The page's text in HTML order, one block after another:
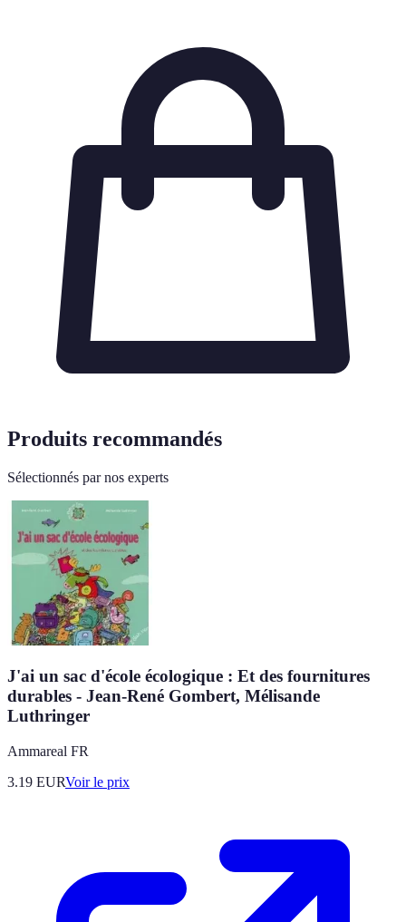
Produits recommandés
Sélectionnés par nos experts
J'ai un sac d'école écologique : Et des fournitures
durables - Jean-René Gombert, Mélisande
Luthringer
Ammareal FR
3.19 EURVoir le prix